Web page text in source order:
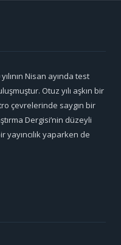
Nisan ayında test
Otuz yılı aşkın bir
çevrelerinde saygın bir
Dergisi’nin düzeyli
yaparken de